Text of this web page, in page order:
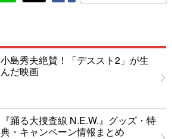
小島秀夫絶賛！「デススト2」が生
んだ映画
『踊る大捜査線 N.E.W.』グッズ・特
典・キャンペーン情報まとめ